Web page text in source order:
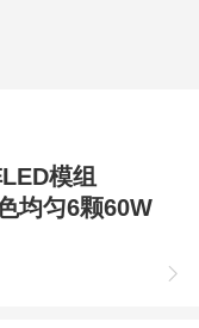
模组
均匀6颗60W